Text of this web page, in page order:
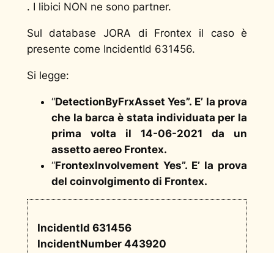
. I libici NON ne sono partner.
Sul database JORA di Frontex il caso è
presente come IncidentId 631456.
Si legge:
“DetectionByFrxAsset Yes”. E’ la prova
che la barca è stata individuata per la
prima volta il 14-06-2021 da un
assetto aereo Frontex.
“FrontexInvolvement Yes”. E’ la prova
del coinvolgimento di Frontex.
IncidentId 631456
IncidentNumber 443920